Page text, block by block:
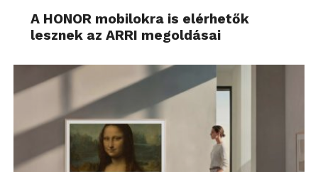
A HONOR mobilokra is elérhetők
lesznek az ARRI megoldásai